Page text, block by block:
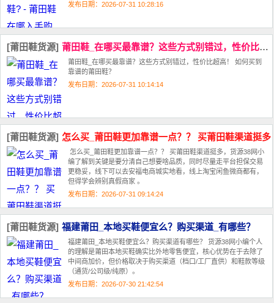
发布日期：2026-07-31 10:28:16
[莆田鞋货源] 莆田鞋_在哪买最靠谱？这些方式别错过，性价比超高！
莆田鞋_在哪买最靠谱？这些方式别错过，性价比超高！ 如何买到
靠谱的莆田鞋？
发布日期：2026-07-31 10:14:14
[莆田鞋货源] 怎么买_莆田鞋更加靠谱一点？？ 买莆田鞋渠道挺多
怎么买_莆田鞋更加靠谱一点？？ 买莆田鞋渠道挺多，货源38网小
编了解到关键是要分清自己想要啥品质，同时尽量走平台担保交易
更稳妥‌，线下可以去安福电商城实地看，线上淘宝闲鱼微商都有，
但得学会辨别真假商家 。‌‌‌
发布日期：2026-07-31 09:14:24
[莆田鞋货源] 福建莆田_本地买鞋便宜么？购买渠道_有哪些？
福建莆田_本地买鞋便宜么？购买渠道有哪些？ 货源38网小编个人
的理解是莆田本地买鞋‌确实比外地零售便宜‌，核心优势在于‌去除了
中间商加价‌，但价格取决于购买渠道（档口/工厂直供）和鞋款等级
（通货/公司级/纯原）。‌‌
发布日期：2026-07-30 21:42:54